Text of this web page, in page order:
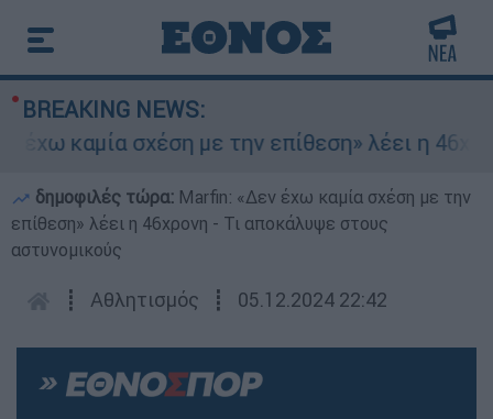
BREAKING NEWS:
καμία σχέση με την επίθεση» λέει η 46χρονη
δημοφιλές τώρα: Marfin: «Δεν έχω καμία σχέση με την
επίθεση» λέει η 46χρονη - Τι αποκάλυψε στους
αστυνομικούς
┋ Αθλητισμός ┋ 05.12.2024 22:42